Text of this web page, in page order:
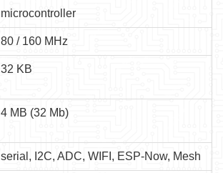
microcontroller
80 / 160 MHz
32 KB
4 MB (32 Mb)
serial, I2C, ADC, WIFI, ESP-Now, Mesh